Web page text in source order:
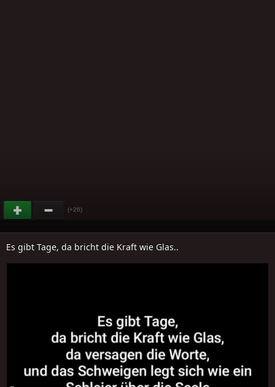
(+26)
Es gibt Tage, da bricht die Kraft wie Glas..